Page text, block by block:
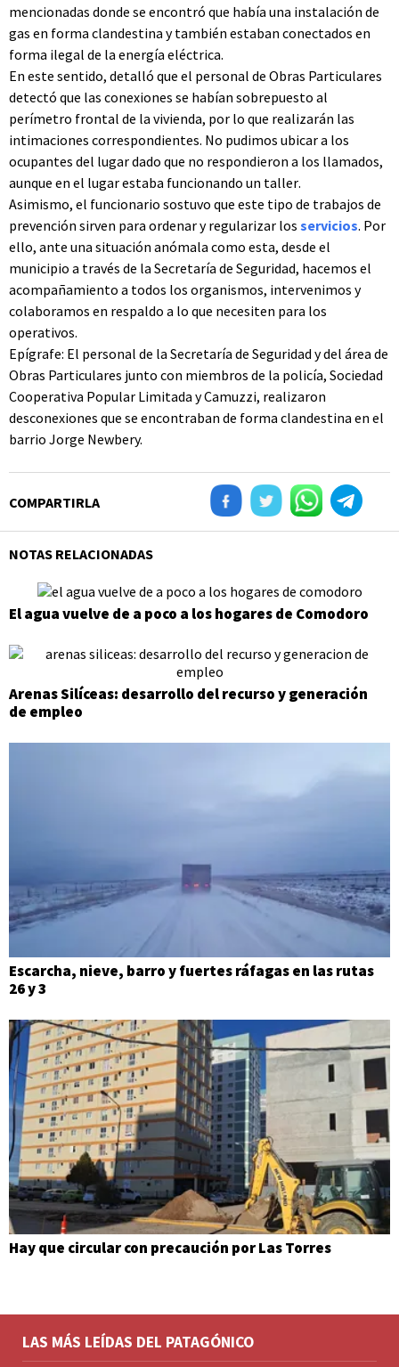
mencionadas donde se encontró que había una instalación de
gas en forma clandestina y también estaban conectados en
forma ilegal de la energía eléctrica.
En este sentido, detalló que el personal de Obras Particulares
detectó que las conexiones se habían sobrepuesto al
perímetro frontal de la vivienda, por lo que realizarán las
intimaciones correspondientes. No pudimos ubicar a los
ocupantes del lugar dado que no respondieron a los llamados,
aunque en el lugar estaba funcionando un taller.
Asimismo, el funcionario sostuvo que este tipo de trabajos de
prevención sirven para ordenar y regularizar los servicios. Por
ello, ante una situación anómala como esta, desde el
municipio a través de la Secretaría de Seguridad, hacemos el
acompañamiento a todos los organismos, intervenimos y
colaboramos en respaldo a lo que necesiten para los
operativos.
Epígrafe: El personal de la Secretaría de Seguridad y del área de
Obras Particulares junto con miembros de la policía, Sociedad
Cooperativa Popular Limitada y Camuzzi, realizaron
desconexiones que se encontraban de forma clandestina en el
barrio Jorge Newbery.
COMPARTIRLA
NOTAS RELACIONADAS
El agua vuelve de a poco a los hogares de Comodoro
Arenas Silíceas: desarrollo del recurso y generación
de empleo
Escarcha, nieve, barro y fuertes ráfagas en las rutas
26 y 3
Hay que circular con precaución por Las Torres
LAS MÁS LEÍDAS DEL PATAGÓNICO